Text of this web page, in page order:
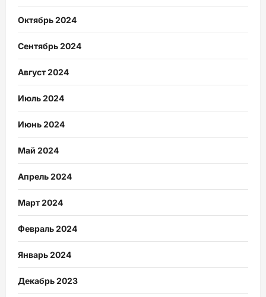
Октябрь 2024
Сентябрь 2024
Август 2024
Июль 2024
Июнь 2024
Май 2024
Апрель 2024
Март 2024
Февраль 2024
Январь 2024
Декабрь 2023